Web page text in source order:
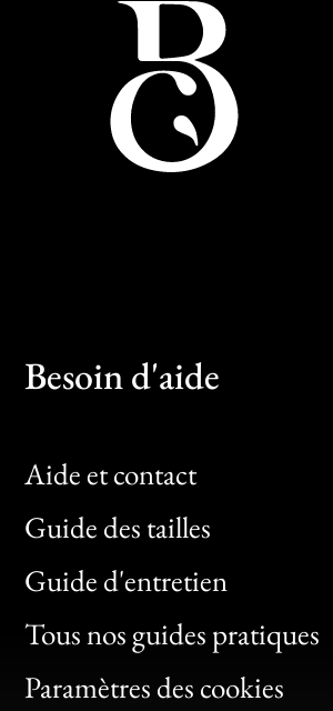
Besoin d'aide
Aide et contact
Guide des tailles
Guide d'entretien
Tous nos guides pratiques
Paramètres des cookies